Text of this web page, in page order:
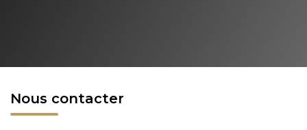
Nous contacter